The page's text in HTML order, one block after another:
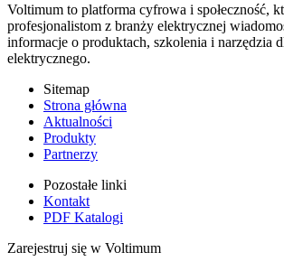
Voltimum to platforma cyfrowa i społeczność,
profesjonalistom z branży elektrycznej
informacje o produktach, szkolenia i narzędzia
elektrycznego.
Sitemap
Strona główna
Aktualności
Produkty
Partnerzy
Pozostałe linki
Kontakt
PDF Katalogi
Zarejestruj się w Voltimum